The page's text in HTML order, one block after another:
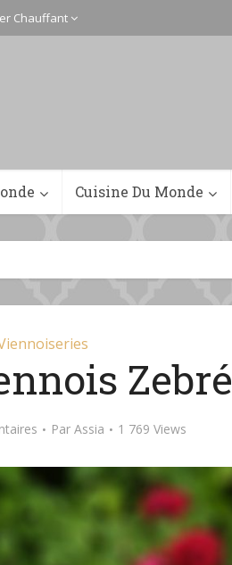
Chauffant
Cuisine Du Monde
Zebré
Par Assia 1 769 Views